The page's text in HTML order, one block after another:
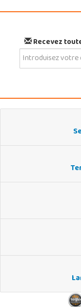
Recevez